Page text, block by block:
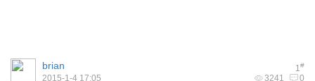
1#
brian
3241 0
2015-1-4 17:05